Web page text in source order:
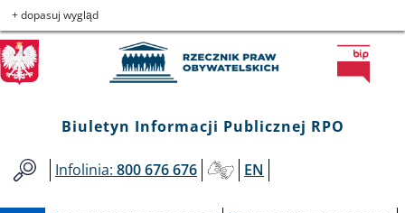
Przejdź
do
menu
głównego
Przejdź
do
treści
Przejdź
to
informacji
o
Przejdź
do
mapy
serwisu
Biuletyn
Informacji
Publicznej
RPO
+ dopasuj wygląd
Biuletyn Informacji Publicznej RPO
Infolinia: 800 676 676 EN